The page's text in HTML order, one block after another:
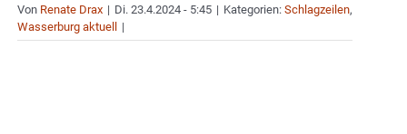
Von Renate Drax | Di. 23.4.2024 - 5:45 | Kategorien: Schlagzeilen,
Wasserburg aktuell
|